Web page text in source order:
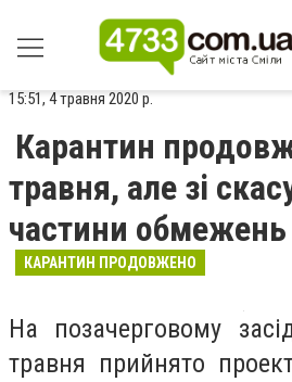
15:51, 4 травня 2020 р.
Карантин
травня, але зі
частини обмежень
КАРАНТИН ПРОДОВЖЕНО
На позачерговому
травня прийнято